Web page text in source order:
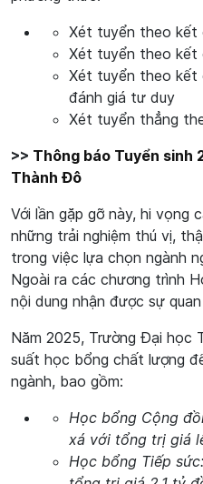
Xét tuyển theo kết
Xét tuyển theo kết
Xét tuyển theo kết
đánh giá tư duy
Xét tuyển thẳng
>> Thông báo Tuyển sinh
Thành Đô
Với lần gặp gỡ này, hi vọng
những trải nghiệm thú vị,
trong việc lựa chọn ngành
Ngoài ra các chương trình
nội dung nhận được sự
Năm 2025, Trường Đại học
suất học bổng chất lượng
ngành, bao gồm:
Học bổng Cộng
xá với tổng trị giá
Học bổng Tiếp